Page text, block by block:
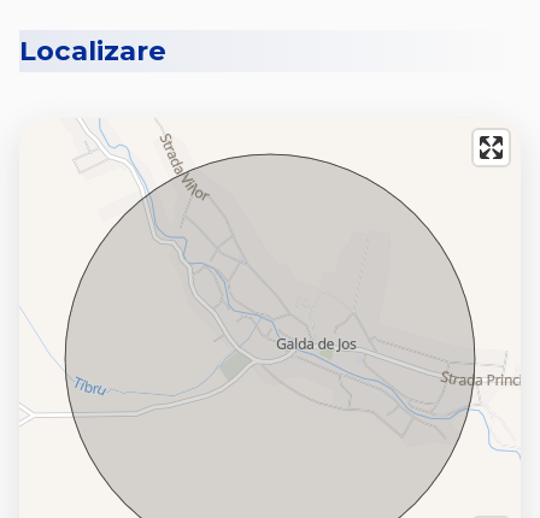
Localizare